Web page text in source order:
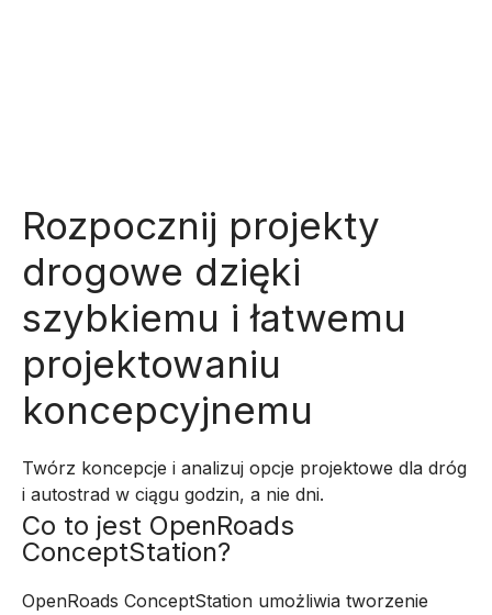
Rozpocznij projekty
drogowe dzięki
szybkiemu i łatwemu
projektowaniu
koncepcyjnemu
Twórz koncepcje i analizuj opcje projektowe dla dróg
i autostrad w ciągu godzin, a nie dni.
Co to jest OpenRoads
ConceptStation?
OpenRoads ConceptStation umożliwia tworzenie